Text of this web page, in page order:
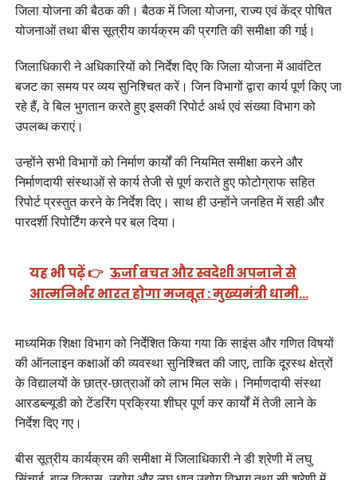
जिला योजना की बैठक की। बैठक में जिला योजना, राज्य एवं केंद्र पोषित
योजनाओं तथा बीस सूत्रीय कार्यक्रम की प्रगति की समीक्षा की गई।
जिलाधिकारी ने अधिकारियों को निर्देश दिए कि जिला योजना में आवंटित
बजट का समय पर व्यय सुनिश्चित करें। जिन विभागों द्वारा कार्य पूर्ण किए जा
रहे हैं, वे बिल भुगतान करते हुए इसकी रिपोर्ट अर्थ एवं संख्या विभाग को
उपलब्ध कराएं।
उन्होंने सभी विभागों को निर्माण कार्यों की नियमित समीक्षा करने और
निर्माणदायी संस्थाओं से कार्य तेजी से पूर्ण कराते हुए फोटोग्राफ सहित
रिपोर्ट प्रस्तुत करने के निर्देश दिए। साथ ही उन्होंने जनहित में सही और
पारदर्शी रिपोर्टिंग करने पर बल दिया।
यह भी पढ़ें 👉 ऊर्जा बचत और स्वदेशी अपनाने से
आत्मनिर्भर भारत होगा मजबूत : मुख्यमंत्री धामी…
माध्यमिक शिक्षा विभाग को निर्देशित किया गया कि साइंस और गणित विषयों
की ऑनलाइन कक्षाओं की व्यवस्था सुनिश्चित की जाए, ताकि दूरस्थ क्षेत्रों
के विद्यालयों के छात्र-छात्राओं को लाभ मिल सके। निर्माणदायी संस्था
आरडब्ल्यूडी को टेंडरिंग प्रक्रिया शीघ्र पूर्ण कर कार्यों में तेजी लाने के
निर्देश दिए गए।
बीस सूत्रीय कार्यक्रम की समीक्षा में जिलाधिकारी ने डी श्रेणी में लघु